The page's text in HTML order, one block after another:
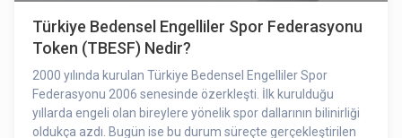
Türkiye Bedensel Engelliler Spor Federasyonu
Token (TBESF) Nedir?
2000 yılında kurulan Türkiye Bedensel Engelliler Spor
Federasyonu 2006 senesinde özerkleşti. İlk kurulduğu
yıllarda engeli olan bireylere yönelik spor dallarının bilinirliği
oldukça azdı. Bugün ise bu durum süreçte gerçekleştirilen